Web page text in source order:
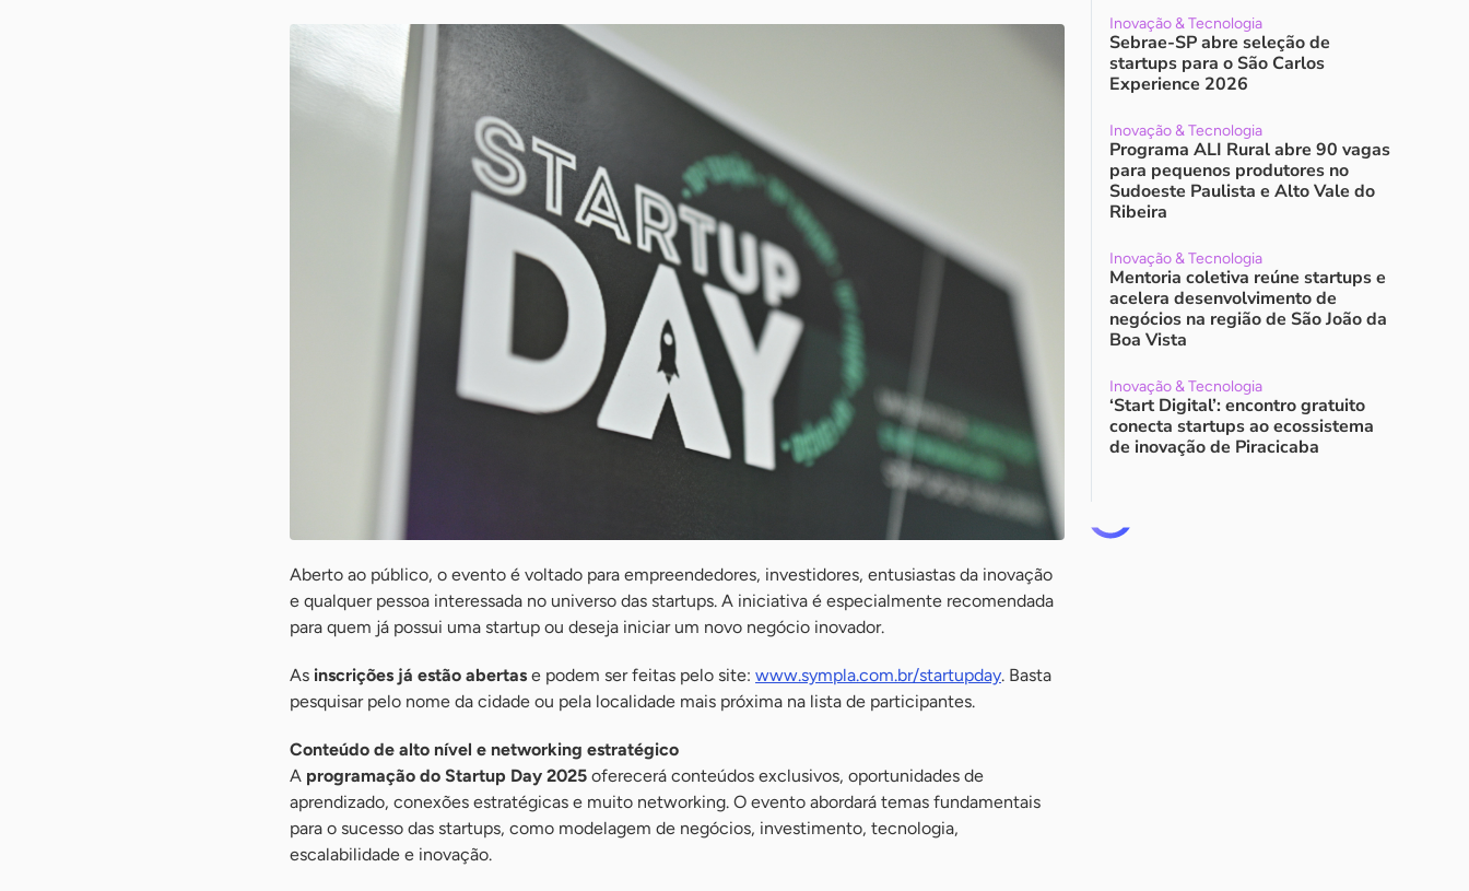
Aberto ao público, o evento é voltado para empreendedores, investidores, entusiastas da inovação
e qualquer pessoa interessada no universo das startups. A iniciativa é especialmente recomendada
para quem já possui uma startup ou deseja iniciar um novo negócio inovador.
As inscrições já estão abertas e podem ser feitas pelo site: www.sympla.com.br/startupday. Basta
pesquisar pelo nome da cidade ou pela localidade mais próxima na lista de participantes.
Conteúdo de alto nível e networking estratégico
A programação do Startup Day 2025 oferecerá conteúdos exclusivos, oportunidades de
aprendizado, conexões estratégicas e muito networking. O evento abordará temas fundamentais
para o sucesso das startups, como modelagem de negócios, investimento, tecnologia,
escalabilidade e inovação.
Inovação & Tecnologia
Sebrae-SP abre seleção de
startups para o São Carlos
Experience 2026
Inovação & Tecnologia
Programa ALI Rural abre 90 vagas
para pequenos produtores no
Sudoeste Paulista e Alto Vale do
Ribeira
Inovação & Tecnologia
Mentoria coletiva reúne startups e
acelera desenvolvimento de
negócios na região de São João da
Boa Vista
Inovação & Tecnologia
‘Start Digital’: encontro gratuito
conecta startups ao ecossistema
de inovação de Piracicaba